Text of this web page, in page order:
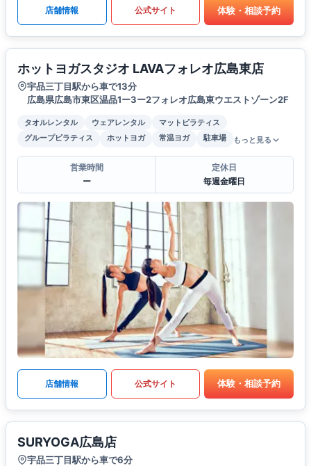
店舗情報 公式サイト 体験・相談予約
ホットヨガスタジオ LAVAフォレオ広島東店
宇品三丁目駅から車で13分
広島県広島市東区温品1ー3ー2フォレオ広島東ウエストゾーン2F
タオルレンタル ウェアレンタル
マットピラティス
グループピラティス
ホットヨガ 常温ヨガ 駐車場 もっと見る
営業時間
ー
定休日
毎週金曜日
店舗情報 公式サイト 体験・相談予約
SURYOGA広島店
宇品三丁目駅から車で6分